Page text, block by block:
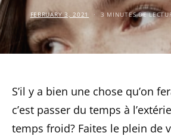
FEBRUARY 3, 2021 3 MINUTES DE
S’il y a bien une chose qu’on
c’est passer du temps à
temps froid? Faites le plein de